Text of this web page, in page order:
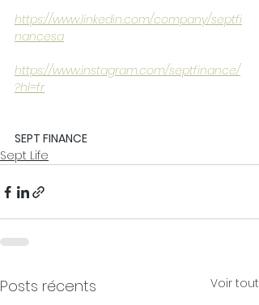
https://www.linkedin.com/company/septfi
nancesa
https://www.instagram.com/septfinance/
?hl=fr
SEPT FINANCE
Sept Life
Posts récents Voir tout